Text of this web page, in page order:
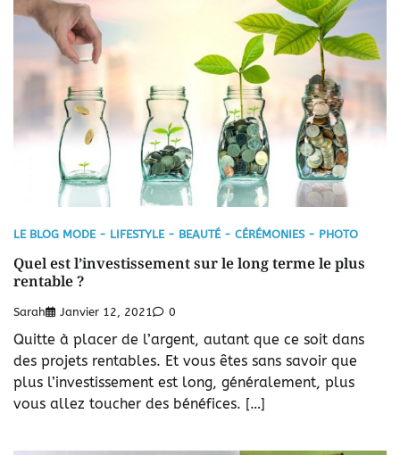
LE BLOG MODE - LIFESTYLE - BEAUTÉ - CÉRÉMONIES - PHOTO
Quel est l’investissement sur le long terme le plus
rentable ?
Sarah Janvier 12, 2021 0
Quitte à placer de l’argent, autant que ce soit dans
des projets rentables. Et vous êtes sans savoir que
plus l’investissement est long, généralement, plus
vous allez toucher des bénéfices. […]